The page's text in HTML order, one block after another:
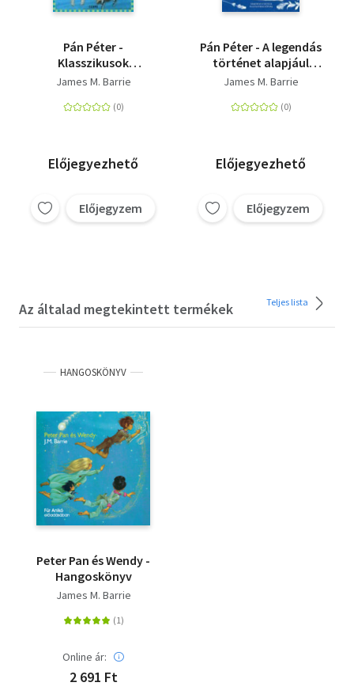
Pán Péter -
Klasszikusok
kisebbeknek
James M. Barrie
Előjegyezhető
Előjegyzem
Pán Péter - A legendás
történet alapjául
szolgáló két kisregény
James M. Barrie
Előjegyezhető
Előjegyzem
Az általad megtekintett termékek Teljes lista
HANGOSKÖNYV
Peter Pan és Wendy -
Hangoskönyv
James M. Barrie
Online ár:
2 691 Ft